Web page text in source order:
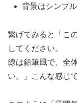
背景はシンプ
繋げてみると「こ
してください。
線は鉛筆風で、全
い。」こんな感じ